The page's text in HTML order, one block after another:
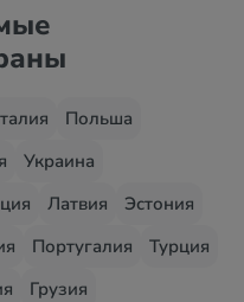
Польша
Украина
Латвия
Эстония
Португалия
Турция
Грузия